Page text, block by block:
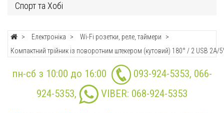
Спорт та Хобі
Електроніка
Wi-Fi розетки, реле, таймери
Компактний трійник із поворотним штекером (кутовий) 180° / 2 USB 2A/
пн-сб з 10:00 до 16:00 093-924-5353, 066-
924-5353, VIBER: 068-924-5353